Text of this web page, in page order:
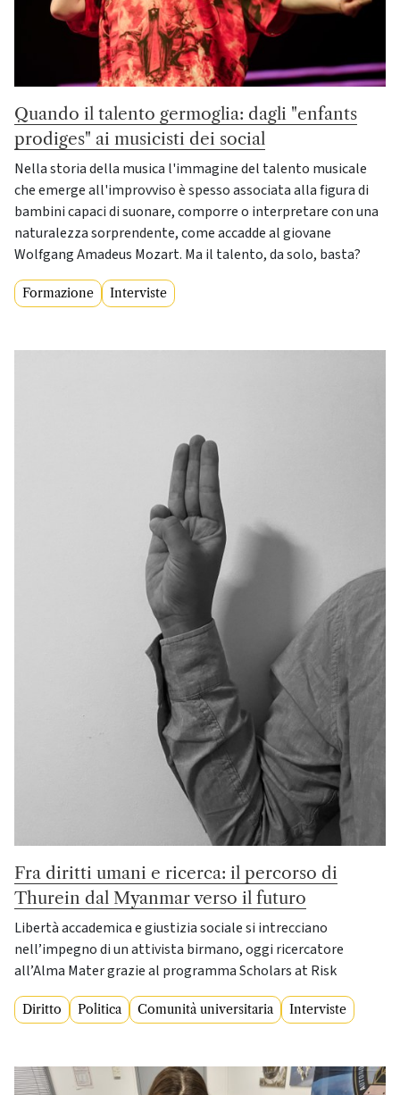
Quando il talento germoglia: dagli "enfants
prodiges" ai musicisti dei social
Nella storia della musica l'immagine del talento musicale
che emerge all'improvviso è spesso associata alla figura di
bambini capaci di suonare, comporre o interpretare con una
naturalezza sorprendente, come accadde al giovane
Wolfgang Amadeus Mozart. Ma il talento, da solo, basta?
Formazione Interviste
Fra diritti umani e ricerca: il percorso di
Thurein dal Myanmar verso il futuro
Libertà accademica e giustizia sociale si intrecciano
nell’impegno di un attivista birmano, oggi ricercatore
all’Alma Mater grazie al programma Scholars at Risk
Diritto Politica Comunità universitaria Interviste